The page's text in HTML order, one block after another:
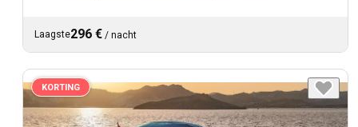
Laagste296 € / nacht
KORTING